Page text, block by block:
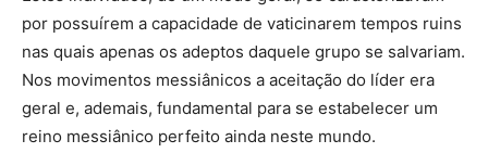
por possuírem a capacidade de vaticinarem tempos ruins
nas quais apenas os adeptos daquele grupo se salvariam.
Nos movimentos messiânicos a aceitação do líder era
geral e, ademais, fundamental para se estabelecer um
reino messiânico perfeito ainda neste mundo.